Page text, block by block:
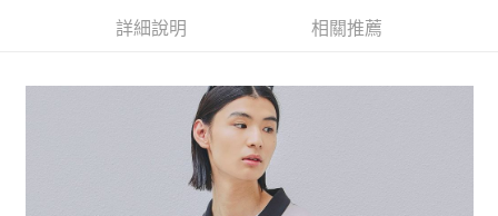
3.實際核准額度、可分期數及費用金額請依後續交易確認頁面所載為準。
4.訂單成立30分鐘內，如未前往確認交易或遇審核未通過，訂單將自動取
1.分期款項不併入電信帳單，「大哥付你分期」於每月結算日後寄送繳費提
2.透過簡訊連結打開帳單後，可選擇「超商條碼／台灣大直營門市／銀行轉
帳／街口支付／iPASS MONEY」等通路繳費。
３．安心：先確認商品／服務後，再付款。
【「AFTEE先享後付」結帳流程】
１．於結帳方式選擇「AFTEE先享後付」後，將跳轉至「AFTEE先享後付」
結帳頁面，進行簡訊認證並確認金額後，即可完成結帳。
２．訂單成立數日內，您將收到繳費通知簡訊。
３．收到繳費通知簡訊後14天內，點擊此簡訊中的連結，可透過四大超商／
每筆NT$80，滿NT$888(含以上)免運費
每筆NT$80，滿NT$888(含以上)免運費
詳細說明 相關推薦